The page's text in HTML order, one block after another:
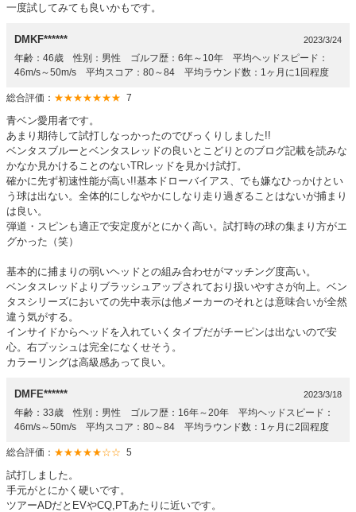
一度試してみても良いかもです。
DMKF****** 2023/3/24
年齢：46歳 性別：男性 ゴルフ歴：6年～10年 平均ヘッドスピード：
46m/s～50m/s 平均スコア：80～84 平均ラウンド数：1ヶ月に1回程度
総合評価： ★★★★★★★ 7
青ベン愛用者です。
あまり期待して試打しなっかったのでびっくりしました!!
ベンタスブルーとベンタスレッドの良いとこどりとのブログ記載を読みな
かなか見かけることのないTRレッドを見かけ試打。
確かに先ず初速性能が高い!!基本ドローバイアス、でも嫌なひっかけとい
う球は出ない。全体的にしなやかにしなり走り過ぎることはないが捕まり
は良い。
弾道・スピンも適正で安定度がとにかく高い。試打時の球の集まり方がエ
グかった（笑）
基本的に捕まりの弱いヘッドとの組み合わせがマッチング度高い。
ベンタスレッドよりブラッシュアップされており扱いやすさが向上。ベン
タスシリーズにおいての先中表示は他メーカーのそれとは意味合いが全然
違う気がする。
インサイドからヘッドを入れていくタイプだがチーピンは出ないので安
心。右プッシュは完全になくせそう。
カラーリングは高級感あって良い。
DMFE****** 2023/3/18
年齢：33歳 性別：男性 ゴルフ歴：16年～20年 平均ヘッドスピード：
46m/s～50m/s 平均スコア：80～84 平均ラウンド数：1ヶ月に2回程度
総合評価： ★★★★★☆☆ 5
試打しました。
手元がとにかく硬いです。
ツアーADだとEVやCQ,PTあたりに近いです。